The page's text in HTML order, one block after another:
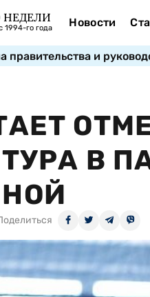
НЕДЕЛИ
1994-го года Новости
правительства и
В